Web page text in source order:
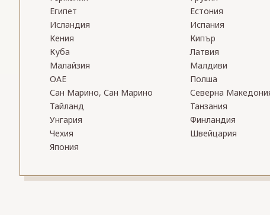
Египет
Естония
Исландия
Испания
Кения
Кипър
Куба
Латвия
Малайзия
Малдиви
ОАЕ
Полша
Сан Марино, Сан Марино
Северна
Тайланд
Танзания
Унгария
Финландия
Чехия
Швейцария
Япония